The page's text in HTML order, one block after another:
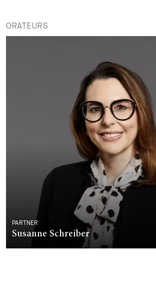
ORATEURS
PARTNER
Susanne Schreiber